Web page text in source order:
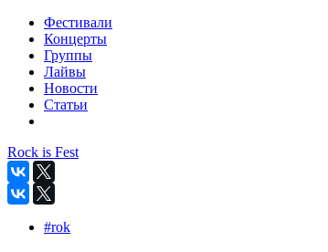
Фестивали
Концерты
Группы
Лайвы
Новости
Статьи
Rock is Fest
#rok